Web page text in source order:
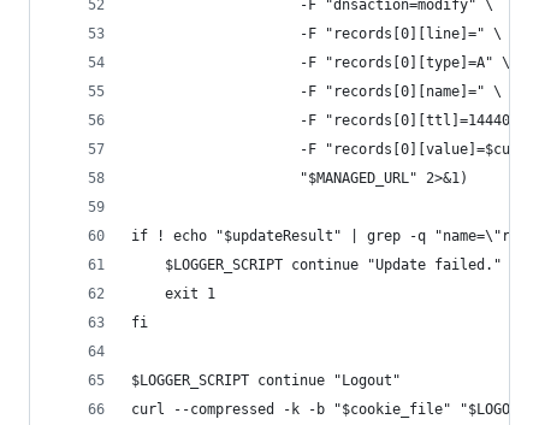
                    -F "dnsaction=modify" \
                    -F "records[0][line]=" \
                    -F "records[0][type]=A" \
                    -F "records[0][name]=" \
                    -F "records[0][ttl]=14440" \
-F
                    "$MANAGED_URL" 2>&1)
if ! echo "$updateResult" | grep -q
$LOGGER_SCRIPT continue "Update failed."
    exit 1
fi
$LOGGER_SCRIPT continue "Logout"
curl --compressed -k -b "$cookie_file"